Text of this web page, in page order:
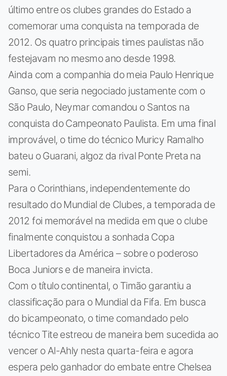
último entre os clubes grandes do Estado a
comemorar uma conquista na temporada de
2012. Os quatro principais times paulistas não
festejavam no mesmo ano desde 1998.
Ainda com a companhia do meia Paulo Henrique
Ganso, que seria negociado justamente com o
São Paulo, Neymar comandou o Santos na
conquista do Campeonato Paulista. Em uma final
improvável, o time do técnico Muricy Ramalho
bateu o Guarani, algoz da rival Ponte Preta na
semi.
Para o Corinthians, independentemente do
resultado do Mundial de Clubes, a temporada de
2012 foi memorável na medida em que o clube
finalmente conquistou a sonhada Copa
Libertadores da América – sobre o poderoso
Boca Juniors e de maneira invicta.
Com o título continental, o Timão garantiu a
classificação para o Mundial da Fifa. Em busca
do bicampeonato, o time comandado pelo
técnico Tite estreou de maneira bem sucedida ao
vencer o Al-Ahly nesta quarta-feira e agora
espera pelo ganhador do embate entre Chelsea